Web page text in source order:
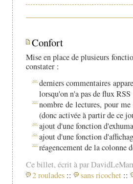
Confort
Mise en place de plusieurs
constater :
derniers commentaires
lorsqu'on n'a pas de flux
nombre de lectures, pour
(donc activée à partir de ce
ajout d'une fonction
ajout d'une fonction
réagencement de la colonne
Ce billet, écrit à par
2 roulades :: sans ricochet ::